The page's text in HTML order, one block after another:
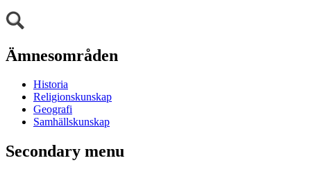
Ämnesområden
Historia
Religionskunskap
Geografi
Samhällskunskap
Secondary menu